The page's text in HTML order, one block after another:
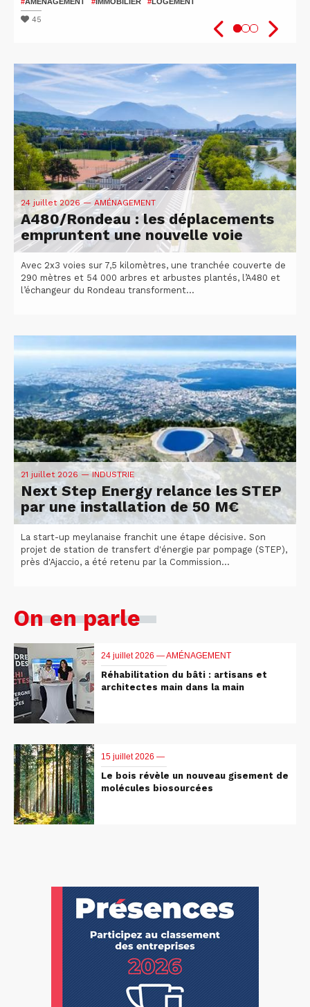
45
#SANTÉ
#VÉLO
24 juillet 2026— AMÉNAGEMENT
A480/Rondeau : les déplacements
empruntent une nouvelle voie
Avec 2x3 voies sur 7,5 kilomètres, une tranchée couverte de
290 mètres et 54 000 arbres et arbustes plantés, l’A480 et
l’échangeur du Rondeau transforment...
21 juillet 2026 — INDUSTRIE
Next Step Energy relance les STEP
par une installation de 50 M€
La start-up meylanaise franchit une étape décisive. Son
projet de station de transfert d'énergie par pompage (STEP),
près d'Ajaccio, a été retenu par la Commission...
On en parle
24 juillet 2026 —AMÉNAGEMENT
Réhabilitation du bâti : artisans et
architectes main dans la main
15 juillet 2026 —
Le bois révèle un nouveau gisement de
molécules biosourcées